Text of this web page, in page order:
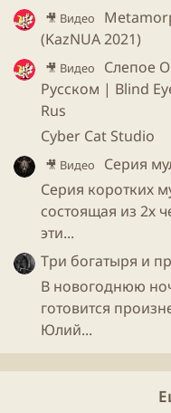
🎥 Видео
(KazNUA 2021)
🎥 Видео
Слепое
Русском | Blind
Rus
Cyber Cat Studio
🎥 Видео
Серия
Серия коротких
состоящая из 2х
эти...
Три богатыря и
В новогоднюю
готовится
Юлий...